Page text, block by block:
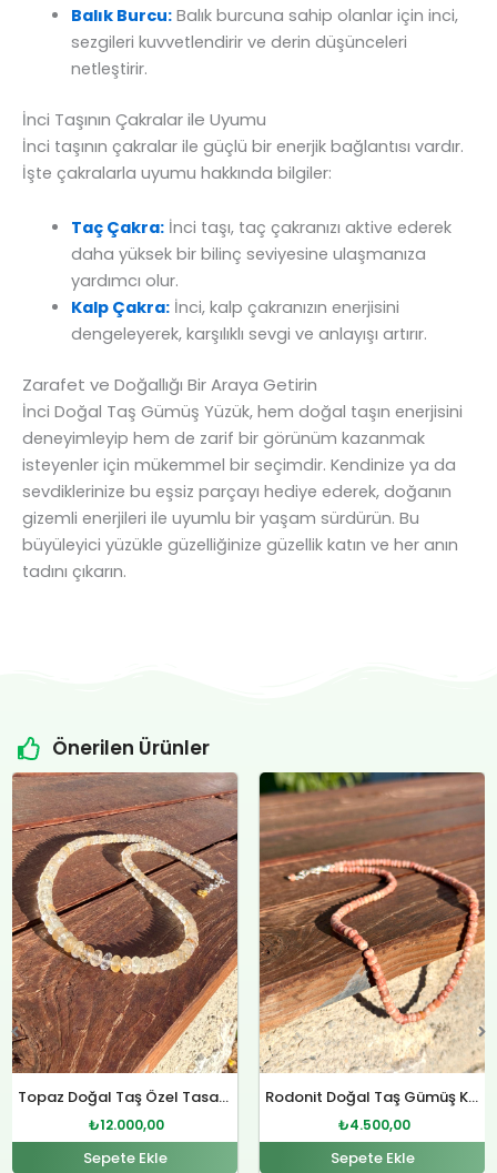
Balık Burcu:Balık burcuna sahip olanlar için inci,
sezgileri kuvvetlendirir ve derin düşünceleri
netleştirir.
İnci Taşının Çakralar ile Uyumu
İnci taşının çakralar ile güçlü bir enerjik bağlantısı vardır.
İşte çakralarla uyumu hakkında bilgiler:
Taç Çakra:İnci taşı, taç çakranızı aktive ederek
daha yüksek bir bilinç seviyesine ulaşmanıza
yardımcı olur.
Kalp Çakra:İnci, kalp çakranızın enerjisini
dengeleyerek, karşılıklı sevgi ve anlayışı artırır.
Zarafet ve Doğallığı Bir Araya Getirin
İnci Doğal Taş Gümüş Yüzük, hem doğal taşın enerjisini
deneyimleyip hem de zarif bir görünüm kazanmak
isteyenler için mükemmel bir seçimdir. Kendinize ya da
sevdiklerinize bu eşsiz parçayı hediye ederek, doğanın
gizemli enerjileri ile uyumlu bir yaşam sürdürün. Bu
büyüleyici yüzükle güzelliğinize güzellik katın ve her anın
tadını çıkarın.
Önerilen Ürünler
Rodonit Doğal Taş Gümüş Kolye
Orijinal
fiyat:
₺4.800,00.
₺4.500,00
Şu
andaki
fiyat:
₺4.500,00.
Sepete Ekle
Sitrin Doğal Taş Özel Tasarım Gümüş Kolye
Orijinal
fiyat:
₺12.400,00.
₺12.000,00
Şu
andaki
fiyat:
₺12.000,00.
Sepete Ekle